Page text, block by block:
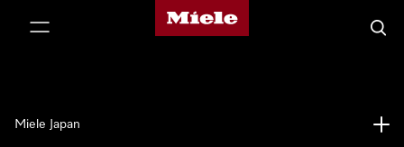
Mieleのホームページ
検索
Miele Japan